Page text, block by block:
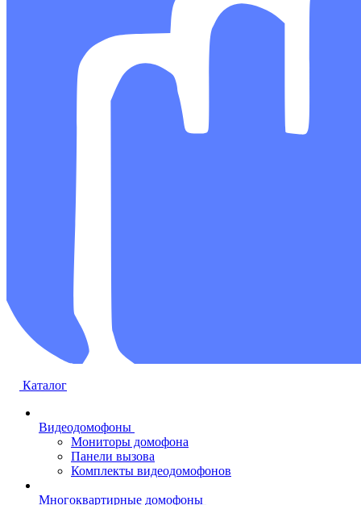
Каталог
Видеодомофоны
Мониторы домофона
Панели вызова
Комплекты видеодомофонов
Многоквартирные домофоны